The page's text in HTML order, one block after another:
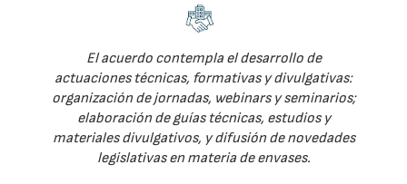
El acuerdo contempla el desarrollo de
actuaciones técnicas, formativas y divulgativas:
organización de jornadas, webinars y seminarios;
elaboración de guías técnicas, estudios y
materiales divulgativos, y difusión de novedades
legislativas en materia de envases.